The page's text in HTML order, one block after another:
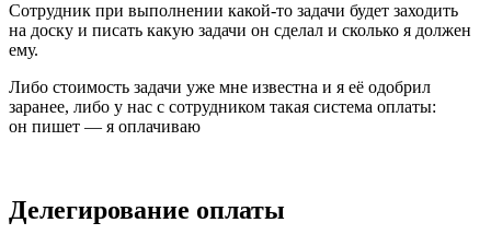
Сотрудник при выполнении какой-то задачи будет заходить
на доску и писать какую задачи он сделал и сколько я должен
ему.
Либо стоимость задачи уже мне известна и я её одобрил
заранее, либо у нас с сотрудником такая система оплаты:
он пишет — я оплачиваю
Делегирование оплаты